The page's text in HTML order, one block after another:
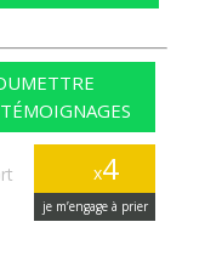
x4
je m’engage à prier